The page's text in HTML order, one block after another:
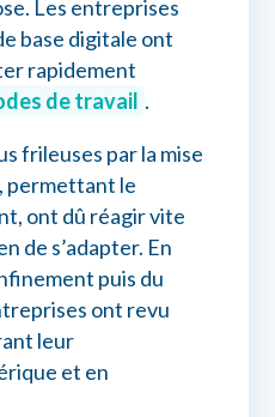
Les entreprises
base digitale ont
rapidement
de travail .
frileuses par la mise
permettant le
ont dû réagir vite
de s’adapter. En
puis du
ont revu
leur
et en